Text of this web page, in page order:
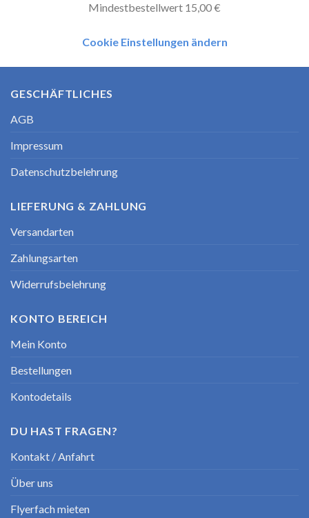
Mindestbestellwert 15,00 €
Cookie Einstellungen ändern
GESCHÄFTLICHES
AGB
Impressum
Datenschutzbelehrung
LIEFERUNG & ZAHLUNG
Versandarten
Zahlungsarten
Widerrufsbelehrung
KONTO BEREICH
Mein Konto
Bestellungen
Kontodetails
DU HAST FRAGEN?
Kontakt / Anfahrt
Über uns
Flyerfach mieten